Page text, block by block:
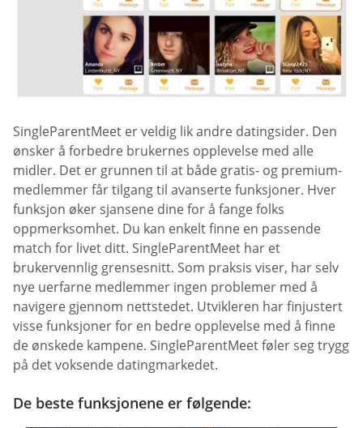
SingleParentMeet er veldig lik andre datingsider. Den
ønsker å forbedre brukernes opplevelse med alle
midler. Det er grunnen til at både gratis- og premium-
medlemmer får tilgang til avanserte funksjoner. Hver
funksjon øker sjansene dine for å fange folks
oppmerksomhet. Du kan enkelt finne en passende
match for livet ditt. SingleParentMeet har et
brukervennlig grensesnitt. Som praksis viser, har selv
nye uerfarne medlemmer ingen problemer med å
navigere gjennom nettstedet. Utvikleren har finjustert
visse funksjoner for en bedre opplevelse med å finne
de ønskede kampene. SingleParentMeet føler seg trygg
på det voksende datingmarkedet.
De beste funksjonene er følgende: